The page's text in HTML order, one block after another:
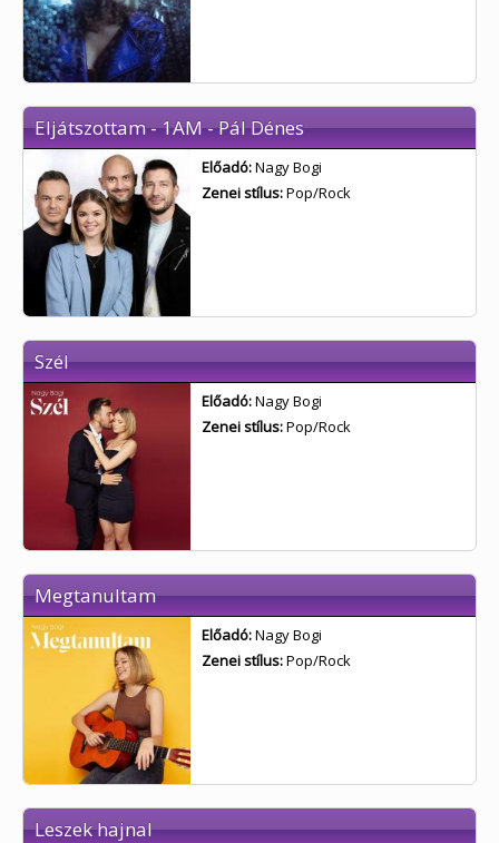
Eljátszottam - 1AM - Pál Dénes
Előadó:Nagy Bogi
Zenei stílus:Pop/Rock
Szél
Előadó:Nagy Bogi
Zenei stílus:Pop/Rock
Megtanultam
Előadó:Nagy Bogi
Zenei stílus:Pop/Rock
Leszek hajnal